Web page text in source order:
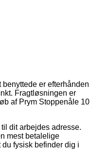
er efterhånden
Fragtløsningen er
af Prym Stoppenåle 10
dit arbejdes adresse.
mest betalelige
fysisk befinder dig i